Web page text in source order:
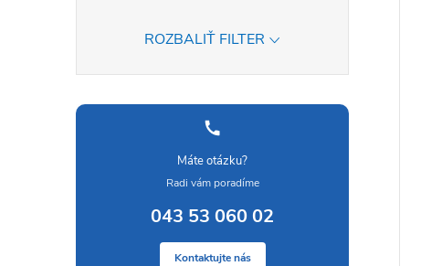
ROZBALIŤ FILTER
Máte otázku?
Radi vám poradíme
043 53 060 02
Kontaktujte nás